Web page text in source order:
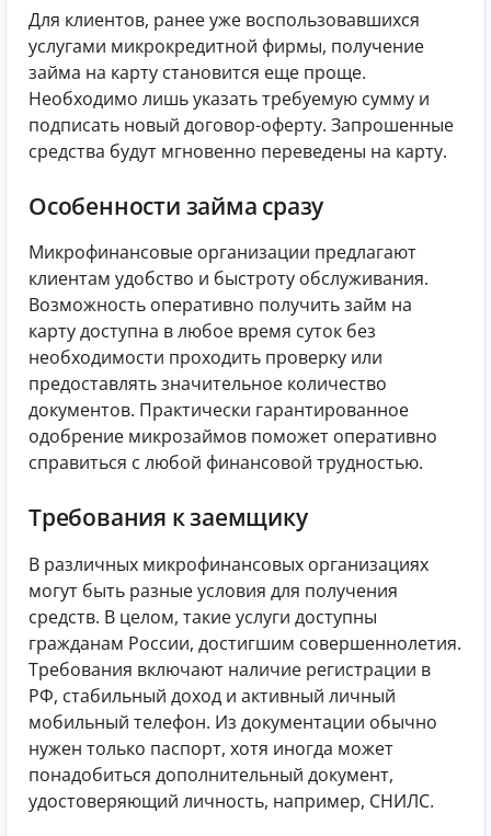
Для клиентов, ранее уже воспользовавшихся
услугами микрокредитной фирмы, получение
займа на карту становится еще проще.
Необходимо лишь указать требуемую сумму и
подписать новый договор-оферту. Запрошенные
средства будут мгновенно переведены на карту.
Особенности займа сразу
Микрофинансовые организации предлагают
клиентам удобство и быстроту обслуживания.
Возможность оперативно получить займ на
карту доступна в любое время суток без
необходимости проходить проверку или
предоставлять значительное количество
документов. Практически гарантированное
одобрение микрозаймов поможет оперативно
справиться с любой финансовой трудностью.
Требования к заемщику
В различных микрофинансовых организациях
могут быть разные условия для получения
средств. В целом, такие услуги доступны
гражданам России, достигшим совершеннолетия.
Требования включают наличие регистрации в
РФ, стабильный доход и активный личный
мобильный телефон. Из документации обычно
нужен только паспорт, хотя иногда может
понадобиться дополнительный документ,
удостоверяющий личность, например, СНИЛС.